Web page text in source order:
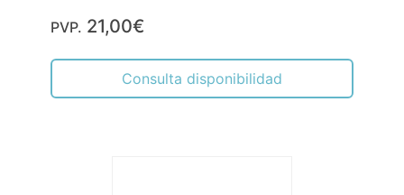
PVP. 21,00€
Consulta disponibilidad